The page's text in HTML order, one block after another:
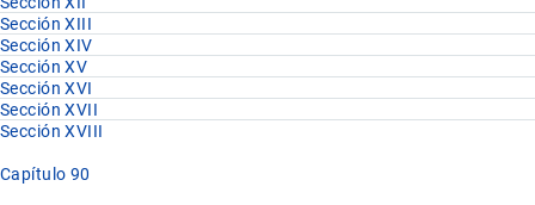
Sección XIII
Sección XIV
Sección XV
Sección XVI
Sección XVII
Sección XVIII
Capítulo 90